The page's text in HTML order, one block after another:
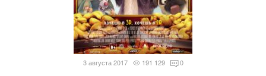
3 августа 2017 191 129 0